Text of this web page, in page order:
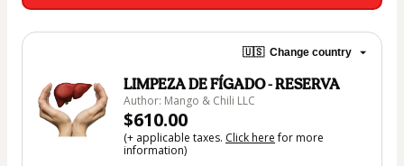
🇺🇸 Change country
LIMPEZA DE FÍGADO - RESERVA
Author: Mango & Chili LLC
$610.00
(+ applicable taxes. Click herefor more
information)